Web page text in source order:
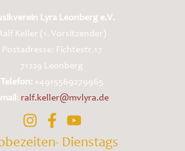
Lyra Leonberg e.V.
Keller (1. Vorsitzender)
Postadresse: Fichtestr.17
71229 Leonberg
Telefon: +4915569279965
: ralf.keller@mvlyra.de
Dienstags